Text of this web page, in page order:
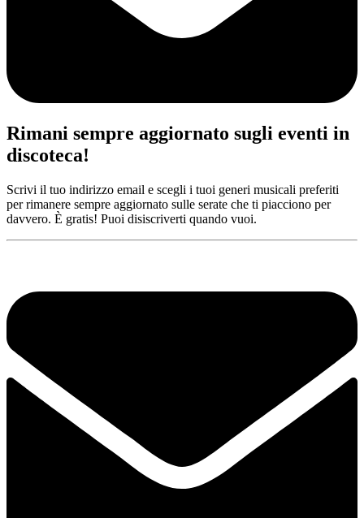
Rimani sempre aggiornato sugli eventi in
discoteca!
Scrivi il tuo indirizzo email e scegli i tuoi generi musicali preferiti
per rimanere sempre aggiornato sulle serate che ti piacciono per
davvero. È gratis! Puoi disiscriverti quando vuoi.